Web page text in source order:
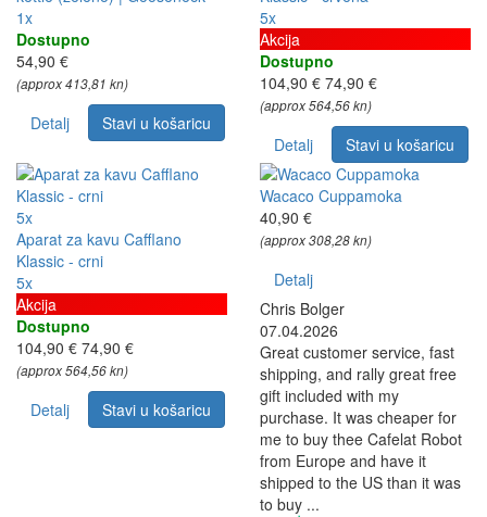
1x
Dostupno
54,90 €
(approx 413,81 kn)
Detalj Stavi u košaricu
5x
Akcija
Dostupno
104,90 € 74,90 €
(approx 564,56 kn)
Detalj Stavi u košaricu
5x
Aparat za kavu Cafflano
Klassic - crni
5x
Akcija
Dostupno
104,90 € 74,90 €
(approx 564,56 kn)
Detalj Stavi u košaricu
Wacaco Cuppamoka
40,90 €
(approx 308,28 kn)
Detalj
Chris Bolger
07.04.2026
Great customer service, fast
shipping, and rally great free
gift included with my
purchase. It was cheaper for
me to buy thee Cafelat Robot
from Europe and have it
shipped to the US than it was
to buy ...